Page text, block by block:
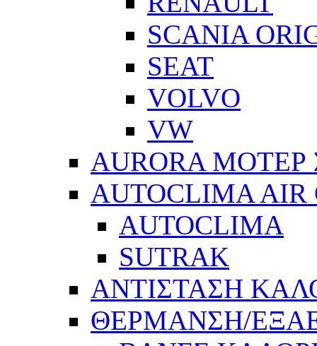
SCANIA
SEAT
VOLVO
VW
AURORA
AUTOCLIMA AIR
AUTOCLIMA
SUTRAK
ΑΝΤΙΣΤΑΣΗ
ΘΕΡΜΑΝΣΗ/